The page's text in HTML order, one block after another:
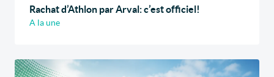
Rachat d’Athlon par Arval: c’est officiel!
A la une